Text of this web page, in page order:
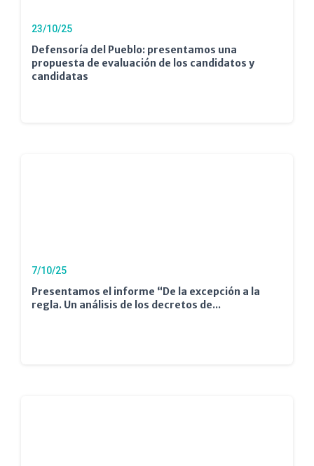
23/10/25
Defensoría del Pueblo: presentamos una
propuesta de evaluación de los candidatos y
candidatas
7/10/25
Presentamos el informe “De la excepción a la
regla. Un análisis de los decretos de...